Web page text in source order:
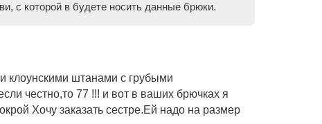
с которой в будете носить данные брюки.
клоунскими штанами с грубыми
честно,то 77 !!! и вот в ваших брючках я
Хочу заказать сестре.Ей надо на размер